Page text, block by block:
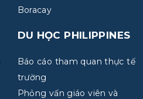
Boracay
DU HỌC PHILIPPINES
Báo cáo tham quan thực tế
trường
Phỏng vấn giáo viên và